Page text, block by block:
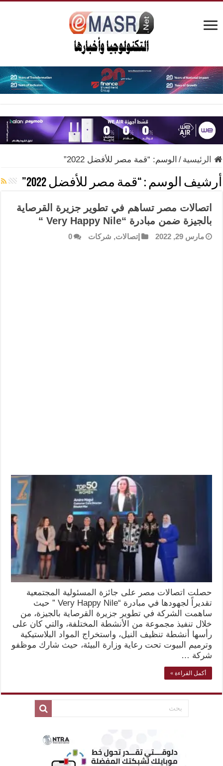
الرئيسية / الوسم: “قمة مصر للأفضل 2022”
أرشيف الوسم : “قمة مصر للأفضل 2022”
اتصالات مصر تساهم في تطوير جزيرة القرصاية
بالجيزة ضمن مبادرة “Very Happy Nile “
مارس 29, 2022 إتصالات, شركات 0
حصلت اتصالات مصر على جائزة المسئولية المجتمعية
تقديراً لجهودها في مبادرة “Very Happy Nile ” حيث
ساهمت الشركة في تطوير جزيرة القرصاية بالجيزة، من
خلال تنفيذ مجموعة من الأنشطة المختلفة، والتي كان على
رأسها أنشطة تنظيف النيل، واستخراج المواد البلاستيكية
وترميم البيوت تحت رعاية وزارة البيئة، حيث شارك موظفو
شركة …
أكمل القراءة »